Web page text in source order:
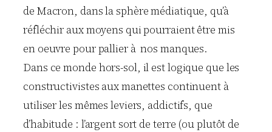
de Macron, dans la sphère médiatique, qu’à
réfléchir aux moyens qui pourraient être mis
en oeuvre pour pallier à nos manques.
Dans ce monde hors-sol, il est logique que les
constructivistes aux manettes continuent à
utiliser les mêmes leviers, addictifs, que
d’habitude : l’argent sort de terre (ou plutôt de